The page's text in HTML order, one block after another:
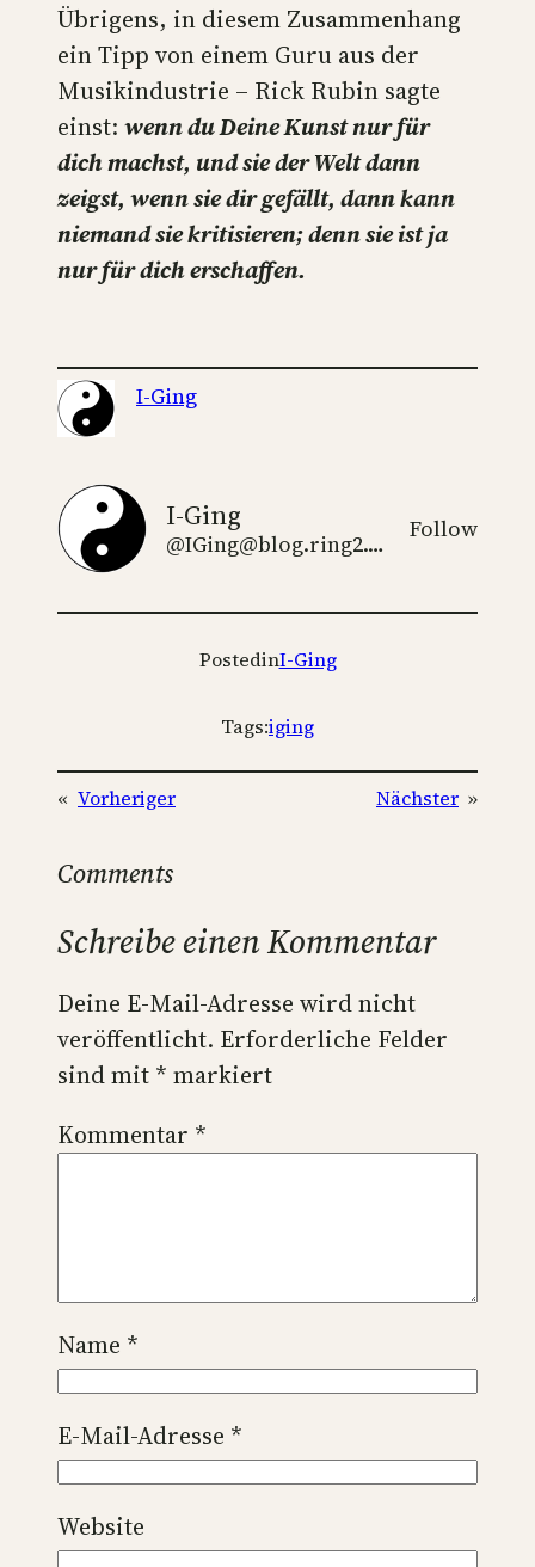
Übrigens, in diesem Zusammenhang
ein Tipp von einem Guru aus der
Musikindustrie – Rick Rubin sagte
einst: wenn du Deine Kunst nur für
dich machst, und sie der Welt dann
zeigst, wenn sie dir gefällt, dann kann
niemand sie kritisieren; denn sie ist ja
nur für dich erschaffen.
I-Ging
I-Ging
@IGing@blog.ring2.de
Follow
PostedinI-Ging
Tags:iging
« Vorheriger Nächster »
Comments
Schreibe einen Kommentar
Deine E-Mail-Adresse wird nicht
veröffentlicht. Erforderliche Felder
sind mit * markiert
Kommentar *
Name *
E-Mail-Adresse *
Website